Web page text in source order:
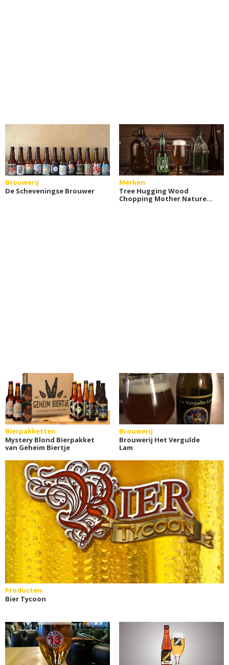
Brouwerij
De Scheveningse Brouwer
Merken
Tree Hugging Wood
Chopping Mother Nature
Bierpakketten
Mystery Blond Bierpakket
van Geheim Biertje
Brouwerij
Brouwerij Het Vergulde
Lam
Producten
Bier Tycoon